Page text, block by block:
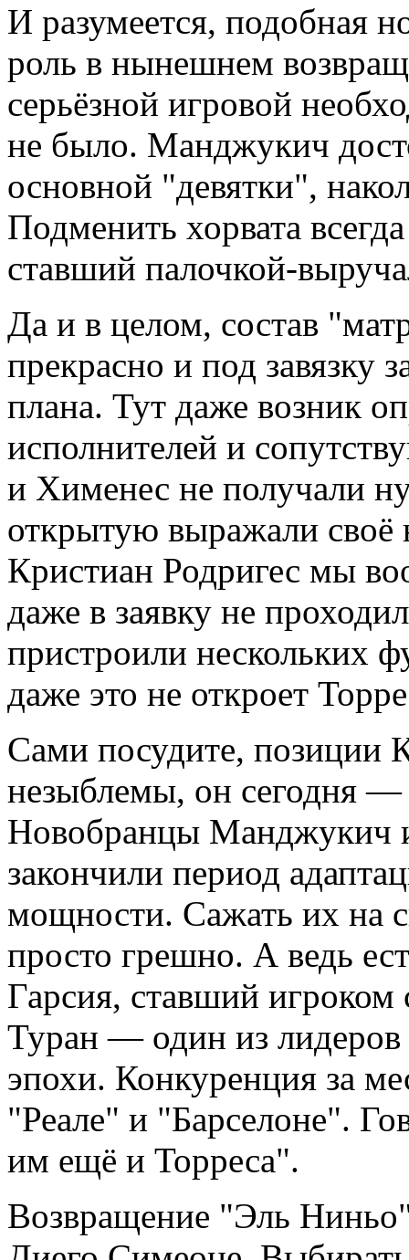
И разумеется, подобная
роль в нынешнем
серьёзной игровой
не было. Манджукич
основной "девятки",
Подменить хорвата
ставший палочкой-
Да и в целом, состав
прекрасно и под завязку
плана. Тут даже возник
исполнителей и
и Хименес не получали
открытую выражали своё
Кристиан Родригес мы
даже в заявку не
пристроили нескольких
даже это не откроет
Сами посудите, позиции
незыблемы, он сегодня —
Новобранцы Манджукич
закончили период
мощности. Сажать их на
просто грешно. А ведь
Гарсия, ставший
Туран — один из
эпохи. Конкуренция за
"Реале" и "Барселоне".
им ещё и Торреса".
Возвращение "Эль